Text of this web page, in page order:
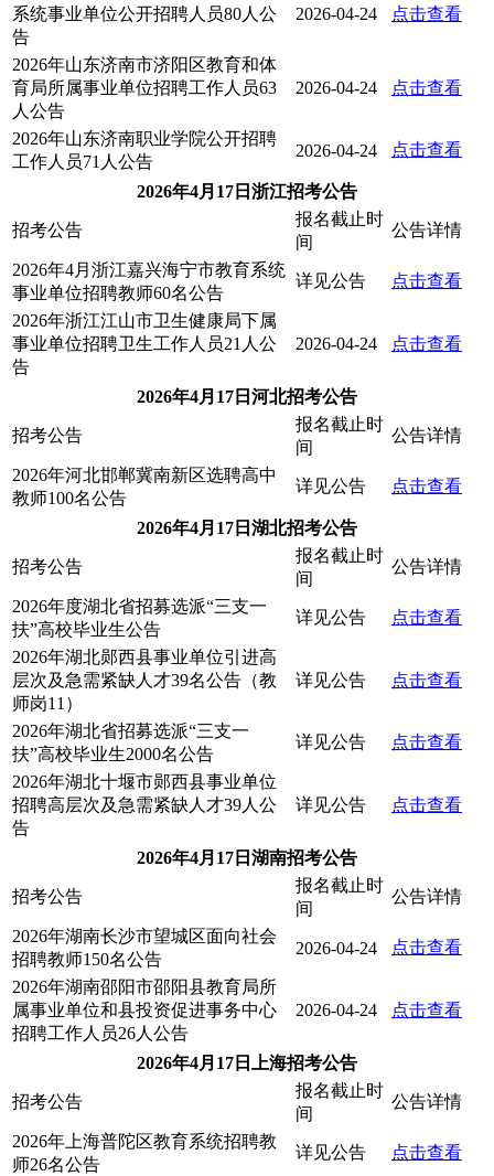
系统事业单位公开招聘人员80人公
告
2026-04-24 点击查看
2026年山东济南市济阳区教育和体
育局所属事业单位招聘工作人员63
人公告
2026-04-24 点击查看
2026年山东济南职业学院公开招聘
工作人员71人公告
2026-04-24 点击查看
2026年4月17日浙江招考公告
招考公告
报名截止时
间
公告详情
2026年4月浙江嘉兴海宁市教育系统
事业单位招聘教师60名公告
详见公告 点击查看
2026年浙江江山市卫生健康局下属
事业单位招聘卫生工作人员21人公
告
2026-04-24 点击查看
2026年4月17日河北招考公告
招考公告
报名截止时
间
公告详情
2026年河北邯郸冀南新区选聘高中
教师100名公告
详见公告 点击查看
2026年4月17日湖北招考公告
招考公告
报名截止时
间
公告详情
2026年度湖北省招募选派“三支一
扶”高校毕业生公告
详见公告 点击查看
2026年湖北郧西县事业单位引进高
层次及急需紧缺人才39名公告（教
师岗11）
详见公告 点击查看
2026年湖北省招募选派“三支一
扶”高校毕业生2000名公告
详见公告 点击查看
2026年湖北十堰市郧西县事业单位
招聘高层次及急需紧缺人才39人公
告
详见公告 点击查看
2026年4月17日湖南招考公告
招考公告
报名截止时
间
公告详情
2026年湖南长沙市望城区面向社会
招聘教师150名公告
2026-04-24 点击查看
2026年湖南邵阳市邵阳县教育局所
属事业单位和县投资促进事务中心
招聘工作人员26人公告
2026-04-24 点击查看
2026年4月17日上海招考公告
招考公告
报名截止时
间
公告详情
2026年上海普陀区教育系统招聘教
师26名公告
详见公告 点击查看